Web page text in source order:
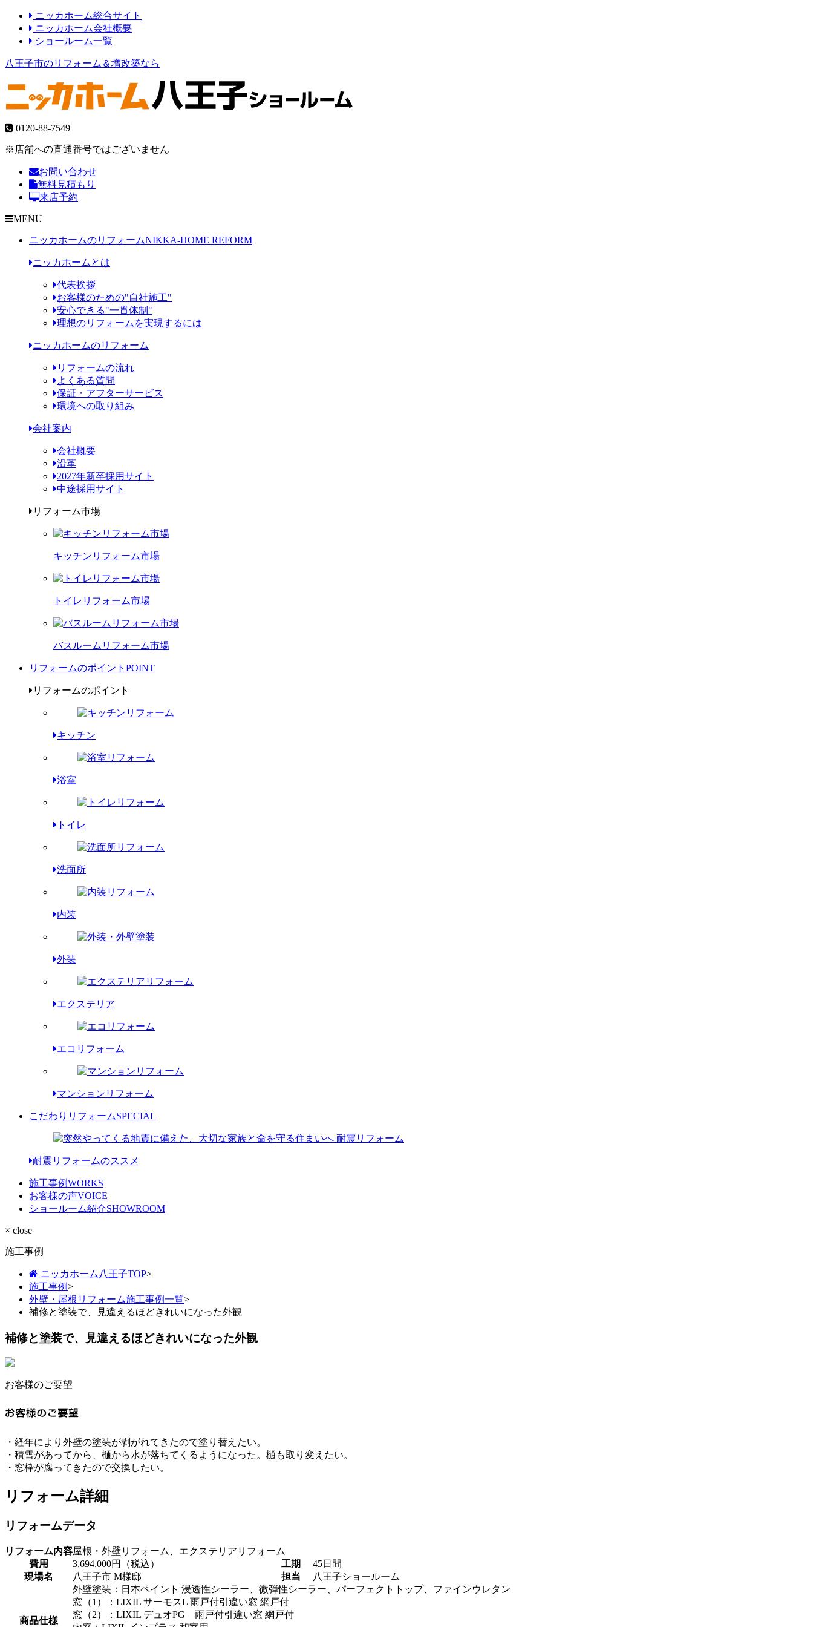
ニッカホーム総合サイト
ニッカホーム会社概要
ショールーム一覧
八王子市のリフォーム＆増改築なら
0120-88-7549
※店舗への直通番号ではございません
お問い合わせ
無料見積もり
来店予約
MENU
ニッカホームのリフォームNIKKA-HOME REFORM
ニッカホームとは
代表挨拶
お客様のための"自社施工"
安心できる"一貫体制"
理想のリフォームを実現するには
ニッカホームのリフォーム
リフォームの流れ
よくある質問
保証・アフターサービス
環境への取り組み
会社案内
会社概要
沿革
2027年新卒採用サイト
中途採用サイト
リフォーム市場
キッチンリフォーム市場
トイレリフォーム市場
バスルームリフォーム市場
リフォームのポイント POINT
リフォームのポイント
キッチン
浴室
トイレ
洗面所
内装
外装
エクステリア
エコリフォーム
マンションリフォーム
こだわりリフォームSPECIAL
耐震リフォームのススメ
施工事例WORKS
お客様の声VOICE
ショールーム紹介SHOWROOM
× close
施工事例
ニッカホーム八王子TOP>
施工事例>
外壁・屋根リフォーム施工事例一覧>
補修と塗装で、見違えるほどきれいになった外観
補修と塗装で、見違えるほどきれいになった外観
お客様のご要望
・経年により外壁の塗装が剥がれてきたので塗り替えたい。
・積雪があってから、樋から水が落ちてくるようになった。樋も取り変えたい。
・窓枠が腐ってきたので交換したい。
リフォーム詳細
リフォームデータ
リフォーム内容屋根・外壁リフォーム、エクステリアリフォーム
費用
3,694,000円（税込） 工期
45日間
現場名
八王子市 M様邸 担当 八王子ショールーム
商品仕様
外壁塗装：日本ペイント 浸透性シーラー、微弾性シーラー、パーフェクトトップ、ファインウレタン
窓（1）：LIXIL サーモスL 雨戸付引違い窓 網戸付
窓（2）：LIXIL デュオPG 雨戸付引違い窓 網戸付